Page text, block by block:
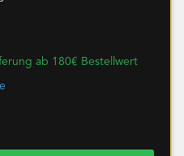
ab 180€ Bestellwert